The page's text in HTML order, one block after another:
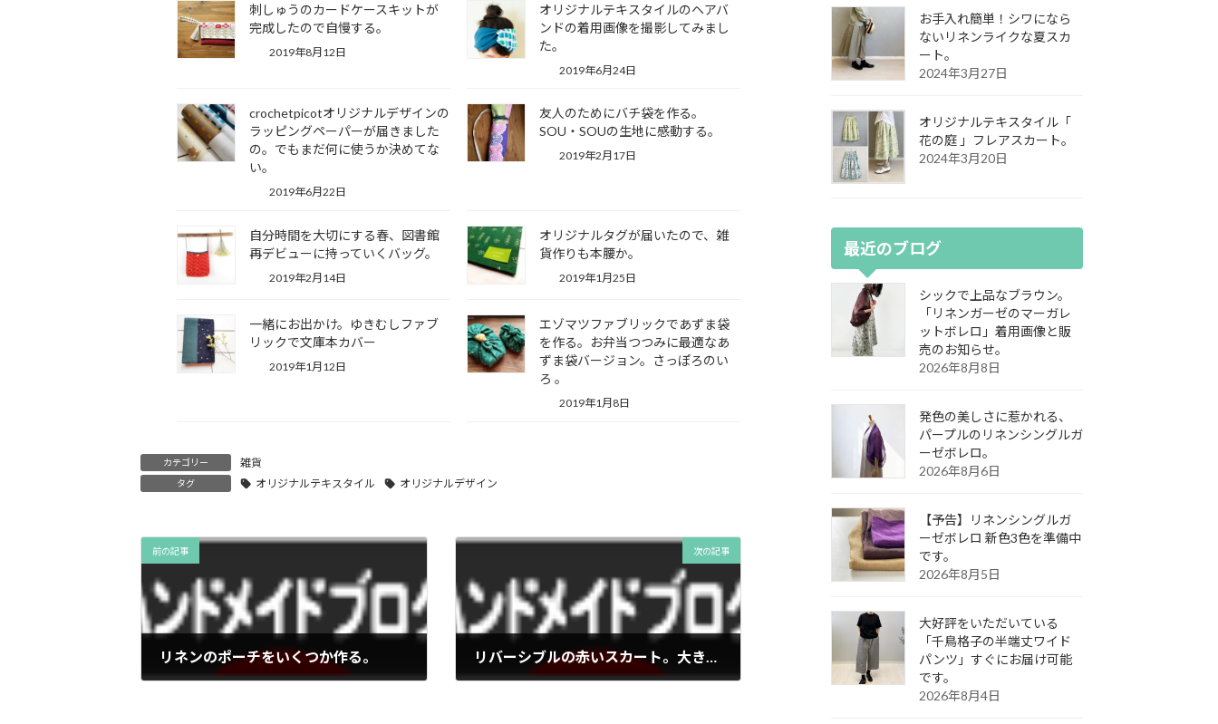
刺しゅうのカードケースキットが
完成したので自慢する。
2019年8月12日
オリジナルテキスタイルのヘアバ
ンドの着用画像を撮影してみまし
た。
2019年6月24日
crochetpicotオリジナルデザインの
ラッピングペーパーが届きました
の。でもまだ何に使うか決めてな
い。
2019年6月22日
友人のためにバチ袋を作る。
SOU・SOUの生地に感動する。
2019年2月17日
自分時間を大切にする春、図書館
再デビューに持っていくバッグ。
2019年2月14日
オリジナルタグが届いたので、雑
貨作りも本腰か。
2019年1月25日
一緒にお出かけ。ゆきむしファブ
リックで文庫本カバー
2019年1月12日
エゾマツファブリックであずま袋
を作る。お弁当つつみに最適なあ
ずま袋バージョン。さっぽろのい
ろ 。
2019年1月8日
カテゴリー 雑貨
タグ オリジナルテキスタイル オリジナルデザイン
前の記事
リネンのポーチをいくつか作る。
次の記事
リバーシブルの赤いスカート。大きいバラ。
お手入れ簡単！シワになら
ないリネンライクな夏スカ
ート。
2024年3月27日
オリジナルテキスタイル「
花の庭 」フレアスカート。
2024年3月20日
最近のブログ
シックで上品なブラウン。
「リネンガーゼのマーガレ
ットボレロ」着用画像と販
売のお知らせ。
2026年8月8日
発色の美しさに惹かれる、
パープルのリネンシングルガ
ーゼボレロ。
2026年8月6日
【予告】リネンシングルガ
ーゼボレロ 新色3色を準備中
です。
2026年8月5日
大好評をいただいている
「千鳥格子の半端丈ワイド
パンツ」すぐにお届け可能
です。
2026年8月4日